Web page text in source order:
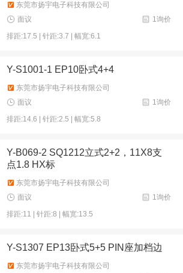
东莞市扬宇电子科技有限公司
1询价
面议
排距:17.5 | 针距:3.7 | 幅宽:6.1
Y-S1001-1 EP10卧式4+4
东莞市扬宇电子科技有限公司
1询价
面议
排距:14.6 | 针距:2.5 | 幅宽:5.8
Y-B069-2 SQ1212立式2+2，11X8支
点1.8 HX标
东莞市扬宇电子科技有限公司
1询价
面议
排距:11 | 针距:8 | 幅宽:13.5
Y-S1307 EP13卧式5+5 PIN座加档边
东莞市扬宇电子科技有限公司